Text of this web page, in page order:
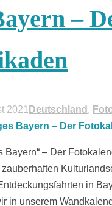
–
2021 Deutschland ,
Bayern“ – Der
in
in unserem